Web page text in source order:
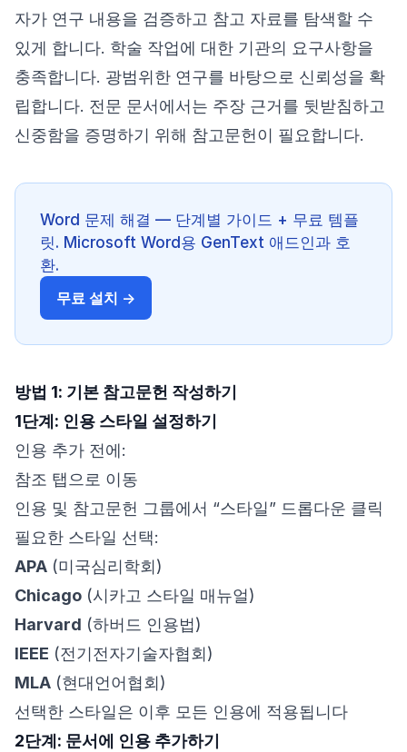
자가 연구 내용을 검증하고 참고 자료를 탐색할 수
있게 합니다. 학술 작업에 대한 기관의 요구사항을
충족합니다. 광범위한 연구를 바탕으로 신뢰성을 확
립합니다. 전문 문서에서는 주장 근거를 뒷받침하고
신중함을 증명하기 위해 참고문헌이 필요합니다.
Word 문제 해결 — 단계별 가이드 + 무료 템플
릿. Microsoft Word용 GenText 애드인과 호
환.
무료 설치 →
방법 1: 기본 참고문헌 작성하기
1단계: 인용 스타일 설정하기
인용 추가 전에:
참조 탭으로 이동
인용 및 참고문헌 그룹에서 “스타일” 드롭다운 클릭
필요한 스타일 선택:
APA (미국심리학회)
Chicago (시카고 스타일 매뉴얼)
Harvard (하버드 인용법)
IEEE (전기전자기술자협회)
MLA (현대언어협회)
선택한 스타일은 이후 모든 인용에 적용됩니다
2단계: 문서에 인용 추가하기